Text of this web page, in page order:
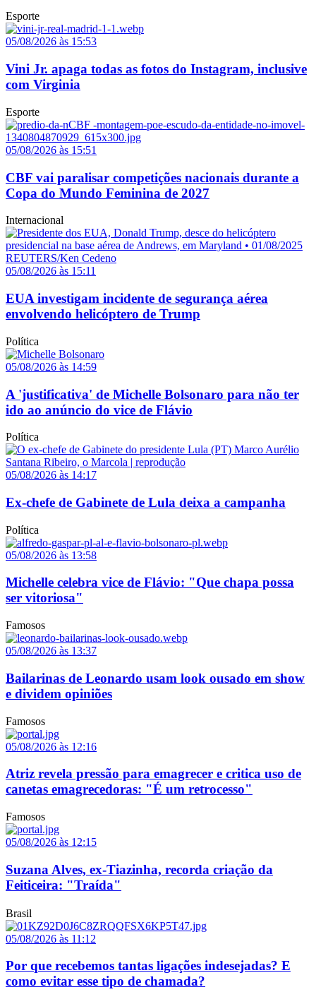
Esporte
05/08/2026 às 15:53
Vini Jr. apaga todas as fotos do Instagram, inclusive
com Virginia
Esporte
05/08/2026 às 15:51
CBF vai paralisar competições nacionais durante a
Copa do Mundo Feminina de 2027
Internacional
05/08/2026 às 15:11
EUA investigam incidente de segurança aérea
envolvendo helicóptero de Trump
Política
05/08/2026 às 14:59
A 'justificativa' de Michelle Bolsonaro para não ter
ido ao anúncio do vice de Flávio
Política
05/08/2026 às 14:17
Ex-chefe de Gabinete de Lula deixa a campanha
Política
05/08/2026 às 13:58
Michelle celebra vice de Flávio: "Que chapa possa
ser vitoriosa"
Famosos
05/08/2026 às 13:37
Bailarinas de Leonardo usam look ousado em show
e dividem opiniões
Famosos
05/08/2026 às 12:16
Atriz revela pressão para emagrecer e critica uso de
canetas emagrecedoras: "É um retrocesso"
Famosos
05/08/2026 às 12:15
Suzana Alves, ex-Tiazinha, recorda criação da
Feiticeira: "Traída"
Brasil
05/08/2026 às 11:12
Por que recebemos tantas ligações indesejadas? E
como evitar esse tipo de chamada?